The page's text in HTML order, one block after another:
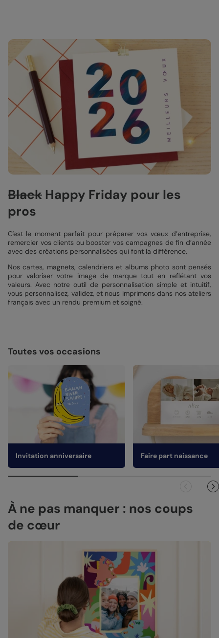
Black Happy Friday pour les
pros
C'est le moment parfait pour préparer vos vœux d’entreprise,
remercier vos clients ou booster vos campagnes de fin d’année
avec des créations personnalisées qui font la différence.
Nos cartes, magnets, calendriers et albums photo sont pensés
pour valoriser votre image de marque tout en reflétant vos
valeurs. Avec notre outil de personnalisation simple et intuitif,
vous personnalisez, validez, et nous imprimons dans nos ateliers
français avec un rendu premium et soigné.
Toutes vos occasions
Invitation anniversaire Faire part naissance
À ne pas manquer : nos coups
de cœur